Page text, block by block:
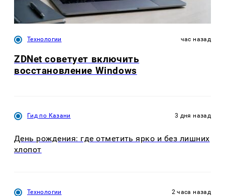
Технологии час назад
ZDNet советует включить
восстановление Windows
Гид по Казани 3 дня назад
День рождения: где отметить ярко и без лишних
хлопот
Технологии 2 часа назад